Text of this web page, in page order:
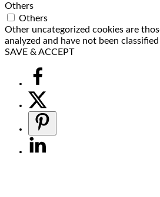
Others
Others
Other uncategorized cookies are
analyzed and have not been
SAVE & ACCEPT